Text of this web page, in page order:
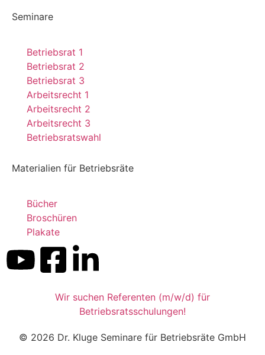
Seminare
Betriebsrat 1
Betriebsrat 2
Betriebsrat 3
Arbeitsrecht 1
Arbeitsrecht 2
Arbeitsrecht 3
Betriebsratswahl
Materialien für Betriebsräte
Bücher
Broschüren
Plakate
Wir suchen Referenten (m/w/d) für
Betriebsratsschulungen!
© 2026 Dr. Kluge Seminare für Betriebsräte GmbH